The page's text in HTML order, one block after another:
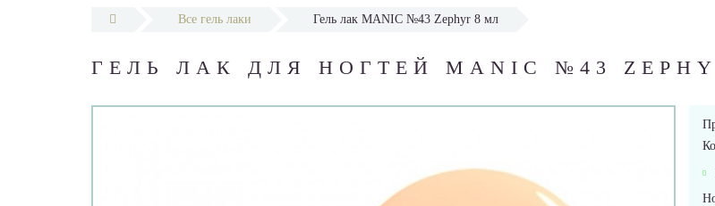
Все гель лаки Гель лак MANIC №43 Zephyr 8 мл
ГЕЛЬ ЛАК ДЛЯ НОГТЕЙ MANIC №43